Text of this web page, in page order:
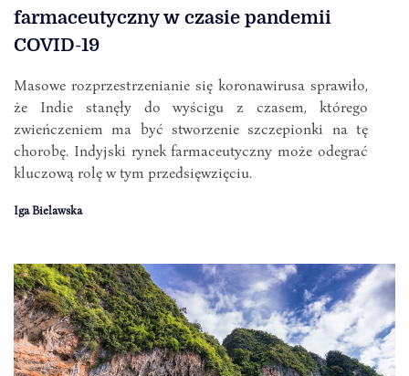
farmaceutyczny w czasie pandemii
COVID-19
Masowe rozprzestrzenianie się koronawirusa sprawiło,
że Indie stanęły do wyścigu z czasem, którego
zwieńczeniem ma być stworzenie szczepionki na tę
chorobę. Indyjski rynek farmaceutyczny może odegrać
kluczową rolę w tym przedsięwzięciu.
Iga Bielawska